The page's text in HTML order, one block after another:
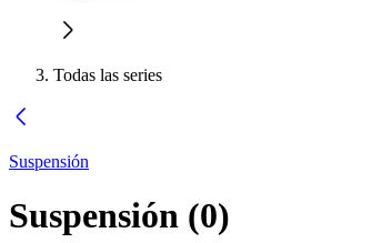
Todas las series
Suspensión
Suspensión (0)